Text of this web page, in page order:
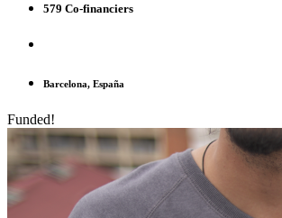
579 Co-financiers
Barcelona, España
Funded!